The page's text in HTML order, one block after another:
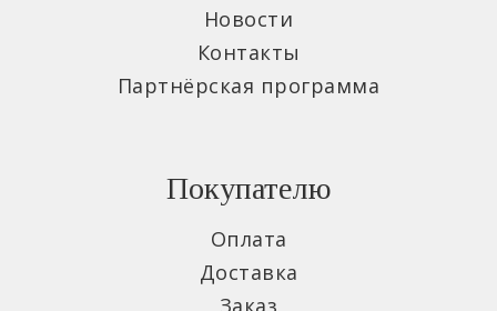
Новости
Контакты
Партнёрская программа
Покупателю
Оплата
Доставка
Заказ